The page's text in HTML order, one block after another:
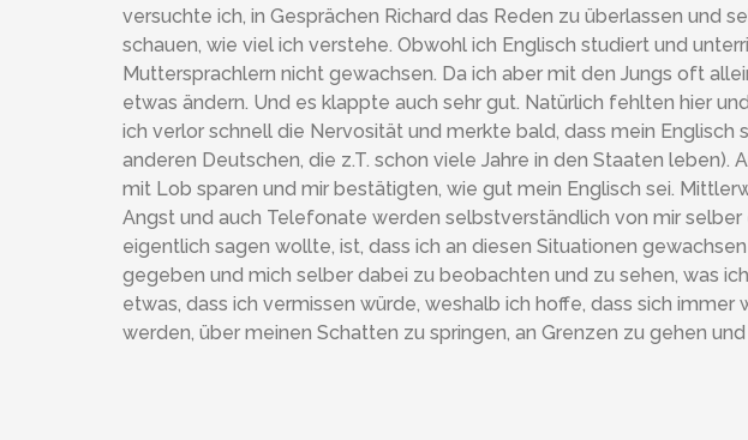
versuchte ich, in Gesprächen Richard das Reden zu überlassen und
schauen, wie viel ich verstehe. Obwohl ich Englisch studiert und
Muttersprachlern nicht gewachsen. Da ich aber mit den Jungs oft
etwas ändern. Und es klappte auch sehr gut. Natürlich fehlten hier
ich verlor schnell die Nervosität und merkte bald, dass mein Englisch
anderen Deutschen, die z.T. schon viele Jahre in den Staaten leben).
mit Lob sparen und mir bestätigten, wie gut mein Englisch sei.
Angst und auch Telefonate werden selbstverständlich von mir selber
eigentlich sagen wollte, ist, dass ich an diesen Situationen
gegeben und mich selber dabei zu beobachten und zu sehen, was
etwas, dass ich vermissen würde, weshalb ich hoffe, dass sich
werden, über meinen Schatten zu springen, an Grenzen zu gehen